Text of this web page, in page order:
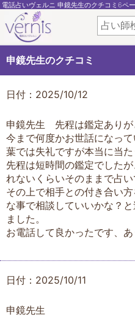
電話占いヴェルニ 申鏡先生のクチコミ6ペ
申鏡先生のクチコミ
日付：2025/10/12
申鏡先生 先程は鑑定ありが
今まで何度かお世話になっ
葉では失礼ですが本当に当た
先程は短時間の鑑定でした
れないくらいそのままで占
その上で相手との付き合い
な事で相談していいかな？
ました。
お電話して良かったです、あ
日付：2025/10/11
申鏡先生